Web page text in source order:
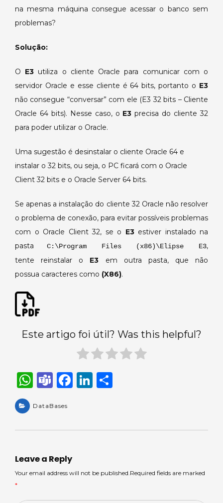
na mesma máquina consegue acessar o banco sem
problemas?
Solução:
O E3 utiliza o cliente Oracle para comunicar com o
servidor Oracle e esse cliente é 64 bits, portanto o E3
não consegue “conversar” com ele (E3 32 bits – Cliente
Oracle 64 bits). Nesse caso, o E3precisa do cliente 32
para poder utilizar o Oracle.
Uma sugestão é desinstalar o cliente Oracle 64 e
instalar o 32 bits, ou seja, o PC ficará com o Oracle
Client 32 bits e o Oracle Server 64 bits.
Se apenas a instalação do cliente 32 Oracle não resolver
o problema de conexão, para evitar possíveis problemas
com o Oracle Client 32, se o E3 estiver instalado na
pasta C:\Program Files (x86)\Elipse E3,
tente reinstalar o E3 em outra pasta, que não
possua caracteres como (X86).
Este artigo foi útil? Was this helpful?
W
a
ts
p
p
T
a
m
F
e
o
Li
e e
DataBases
Leave a Reply
Your email address will not be published.Required fields are marked
*